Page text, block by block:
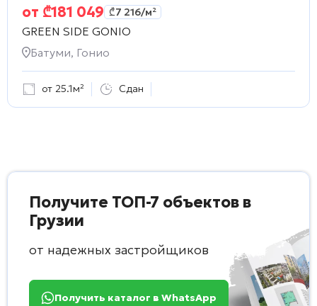
от ₾181 049 ₾7 216/м²
GREEN SIDE GONIO
Батуми, Гонио
от 25.1м² Сдан
Получите ТОП-7 объектов в
Грузии
от надежных застройщиков
Получить каталог в WhatsApp